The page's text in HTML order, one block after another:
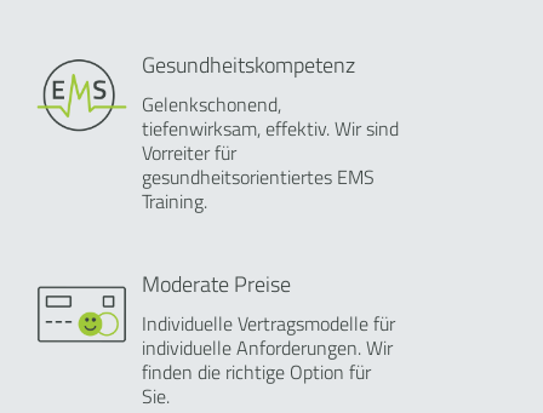
Gesundheitskompetenz
Gelenkschonend,
tiefenwirksam, effektiv. Wir sind
Vorreiter für
gesundheitsorientiertes EMS
Training.
Moderate Preise
Individuelle Vertragsmodelle für
individuelle Anforderungen. Wir
finden die richtige Option für
Sie.